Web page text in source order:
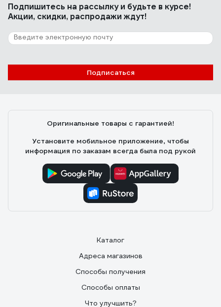
Подпишитесь на рассылкуи будьте в курсе!
Акции, скидки, распродажи ждут!
Подписаться
Оригинальные товары с гарантией!
Установите мобильное приложение, чтобы
информация по заказам всегда была под рукой
Каталог
Адреса магазинов
Способы получения
Способы оплаты
Что улучшить?